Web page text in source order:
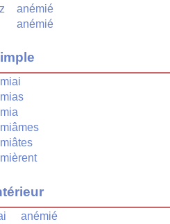
anémié
anémié
anémié